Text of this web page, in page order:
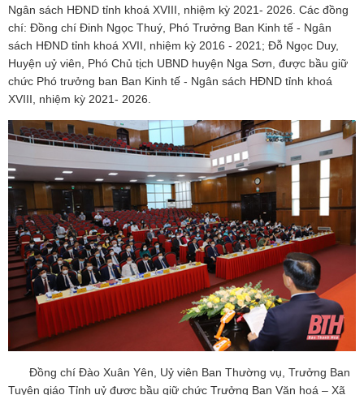
Ngân sách HĐND tỉnh khoá XVIII, nhiệm kỳ 2021- 2026. Các đồng
chí: Đồng chí Đinh Ngọc Thuý, Phó Trưởng Ban Kinh tế - Ngân
sách HĐND tỉnh khoá XVII, nhiệm kỳ 2016 - 2021; Đỗ Ngọc Duy,
Huyện uỷ viên, Phó Chủ tịch UBND huyện Nga Sơn, được bầu giữ
chức Phó trưởng ban Ban Kinh tế - Ngân sách HĐND tỉnh khoá
XVIII, nhiệm kỳ 2021- 2026.
Đồng chí Đào Xuân Yên, Uỷ viên Ban Thường vụ, Trưởng Ban
Tuyên giáo Tỉnh uỷ được bầu giữ chức Trưởng Ban Văn hoá – Xã